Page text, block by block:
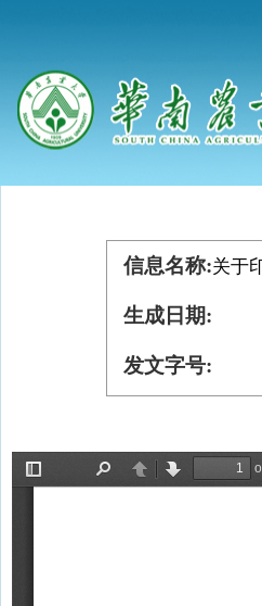
信息名称:关于
生成日期:
发文字号: